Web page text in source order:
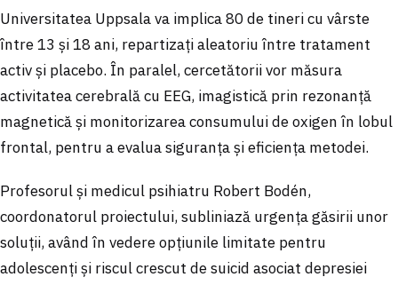
Universitatea Uppsala va implica 80 de tineri cu vârste
între 13 și 18 ani, repartizați aleatoriu între tratament
activ și placebo. În paralel, cercetătorii vor măsura
activitatea cerebrală cu EEG, imagistică prin rezonanță
magnetică și monitorizarea consumului de oxigen în lobul
frontal, pentru a evalua siguranța și eficiența metodei.
Profesorul și medicul psihiatru Robert Bodén,
coordonatorul proiectului, subliniază urgența găsirii unor
soluții, având în vedere opțiunile limitate pentru
adolescenți și riscul crescut de suicid asociat depresiei